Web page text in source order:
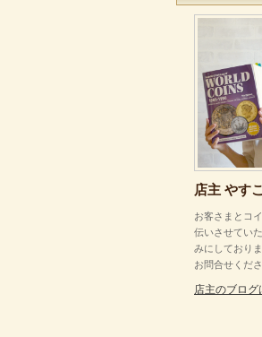
店主 やす
お客さまとコ
伝いさせてい
みにしており
お問合せくださ
店主のブログ